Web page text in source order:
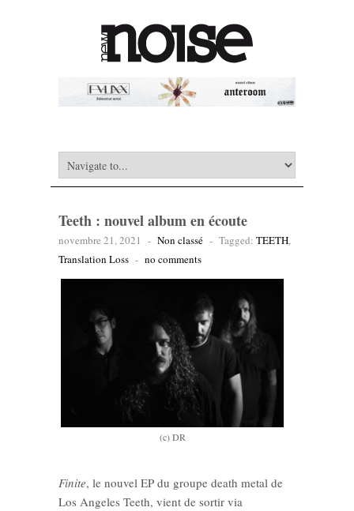
Teeth : nouvel album en écoute
novembre 21, 2021 - Non classé - Tagged: TEETH,
Translation Loss - no comments
(c) DR
Finite, le nouvel EP du groupe death metal de
Los Angeles Teeth, vient de sortir via